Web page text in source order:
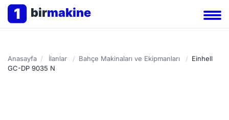
1 birmakine
Anasayfa / İlanlar / Bahçe Makinaları ve Ekipmanları / Einhell
GC-DP 9035 N